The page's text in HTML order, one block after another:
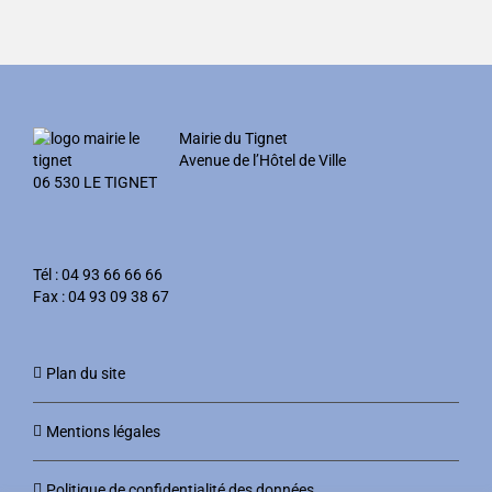
Mairie du Tignet
Avenue de l’Hôtel de Ville
06 530 LE TIGNET
Tél : 04 93 66 66 66
Fax : 04 93 09 38 67
Plan du site
Mentions légales